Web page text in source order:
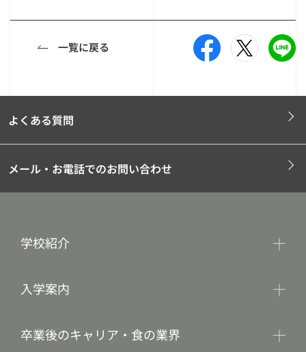
一覧に戻る
よくある質問
メール・お電話でのお問い合わせ
学校紹介
入学案内
卒業後のキャリア・食の業界